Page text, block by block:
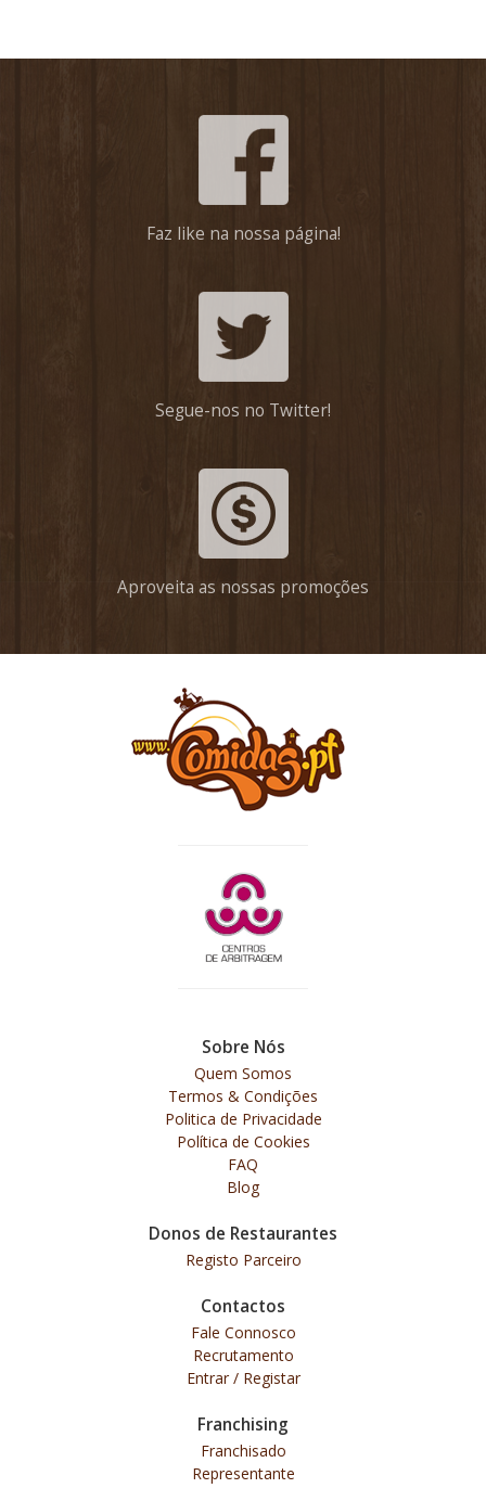
Faz like na nossa página!
Segue-nos no Twitter!
Aproveita as nossas promoções
Sobre Nós
Quem Somos
Termos & Condições
Politica de Privacidade
Política de Cookies
FAQ
Blog
Donos de Restaurantes
Registo Parceiro
Contactos
Fale Connosco
Recrutamento
Entrar / Registar
Franchising
Franchisado
Representante